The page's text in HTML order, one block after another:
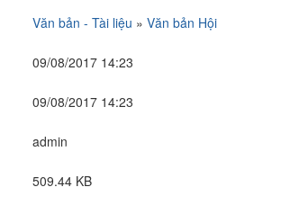
Văn bản - Tài liệu » Văn bản Hội
09/08/2017 14:23
09/08/2017 14:23
admin
509.44 KB